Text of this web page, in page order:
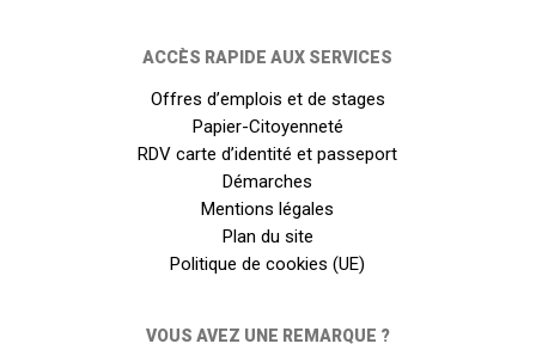
ACCÈS RAPIDE AUX SERVICES
Offres d’emplois et de stages
Papier-Citoyenneté
RDV carte d’identité et passeport
Démarches
Mentions légales
Plan du site
Politique de cookies (UE)
VOUS AVEZ UNE REMARQUE ?